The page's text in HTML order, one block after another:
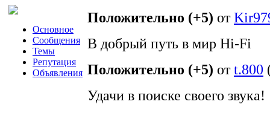
Основное
Сообщения
Темы
Репутация
Объявления
Положительно (+5) от
В добрый путь в мир Hi-Fi
Положительно (+5) отt.800
Удачи в поиске своего звука!